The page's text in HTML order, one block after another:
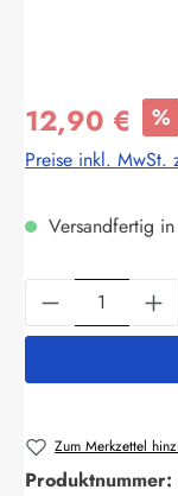
12,90 € %
Preise inkl. MwSt.
Versandfertig
Produkt
Zum Merkzettel
Produktnummer: